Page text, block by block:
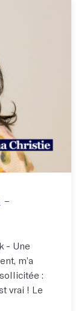
?
-
- Une
m’a
:
vrai ! Le